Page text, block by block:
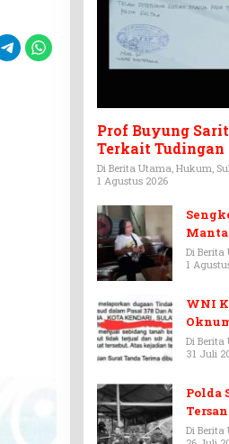
Prof Buyung
Terkait
Ditagih Utang
Di Berita Utama, Hukum,
1 Agustus 2026
143/
Di Berita
1
WNI
Di
31 Juli
Polda
Emas
Di Berita